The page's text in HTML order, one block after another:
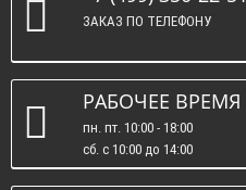
ЗАКАЗ ПО ТЕЛЕФОНУ
РАБОЧЕЕ ВРЕМЯ
пн. пт. 10:00 - 18:00
сб. c 10:00 до 14:00
вс. : выходные.